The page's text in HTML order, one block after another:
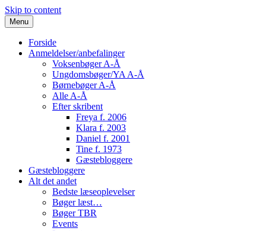
Skip to content
Menu
Forside
Anmeldelser/anbefalinger
Voksenbøger A-Å
Ungdomsbøger/YA A-Å
Børnebøger A-Å
Alle A-Å
Efter skribent
Freya f. 2006
Klara f. 2003
Daniel f. 2001
Tine f. 1973
Gæstebloggere
Gæstebloggere
Alt det andet
Bedste læseoplevelser
Bøger læst…
Bøger TBR
Events